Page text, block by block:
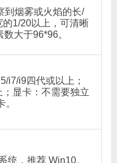
到烟雾或火焰的长/
1/20以上，可清晰
大于96*96。
i7/i9四代或以上；
显卡：不需要独立
。
统，推荐 Win10。